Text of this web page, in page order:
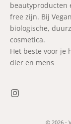
beautyproducten
free zijn. Bij
biologische,
cosmetica.
Het beste voor je
dier en mens
© 2026 -